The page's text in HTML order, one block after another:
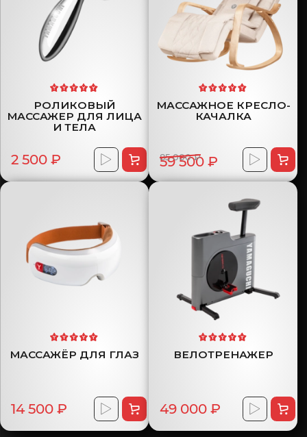
РОЛИКОВЫЙ
МАССАЖЕР ДЛЯ ЛИЦА
И ТЕЛА
2 500 ₽
МАССАЖНОЕ КРЕСЛО-
КАЧАЛКА
85 000 ₽
59 500 ₽
МАССАЖЁР ДЛЯ ГЛАЗ
14 500 ₽
ВЕЛОТРЕНАЖЕР
49 000 ₽